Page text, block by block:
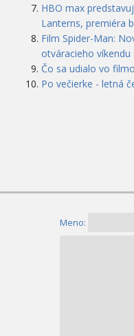
HBO max
Lanterns, premiéra
Film Spider-Man:
otváracieho víkendu
Čo sa udialo vo
Po večierke - letná
Meno: